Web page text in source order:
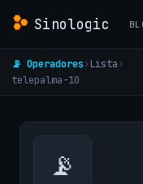
Sinologic
📡 Operadores› Lista›
telepalma-10
📡